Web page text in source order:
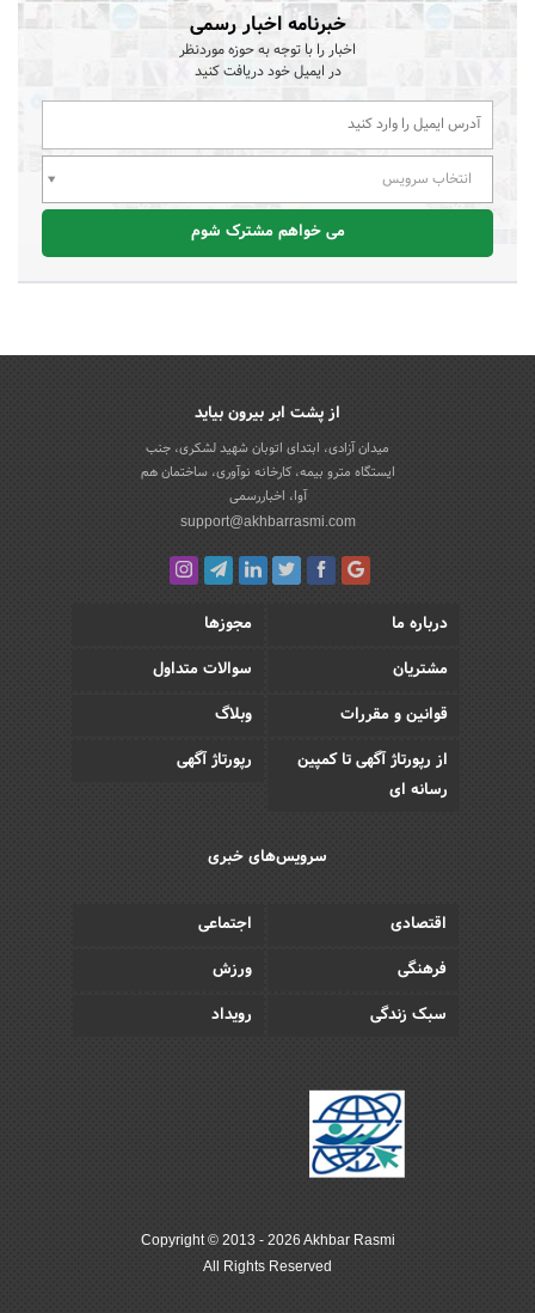
خبرنامه اخبار رسمی
اخبار را با توجه به حوزه موردنظر
در ایمیل خود دریافت کنید
انتخاب سرویس
می خواهم مشترک شوم
از پشت ابر بیرون بیاید
میدان آزادی، ابتدای اتوبان شهید لشکری، جنب
ایستگاه مترو بیمه، کارخانه نوآوری، ساختمان هم
آوا، اخباررسمی
support@akhbarrasmi.com
درباره ما
مجوزها
مشتریان
سوالات متداول
قوانین و مقررات
وبلاگ
از رپورتاژ آگهی تا کمپین
رسانه ای
رپورتاژ آگهی
سرویس‌های خبری
اقتصادی
اجتماعی
فرهنگی
ورزش
سبک زندگی
رویداد
Copyright © 2013 - 2026 Akhbar Rasmi
All Rights Reserved